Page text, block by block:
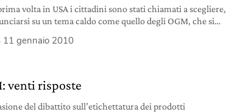
volta in USA i cittadini sono stati chiamati a scegliere,
su un tema caldo come quello degli OGM, che si
di scelta, la consapevolezza. E hanno scelto. Gli
11 gennaio 2010
venti risposte
del dibattito sull’etichettatura dei prodotti